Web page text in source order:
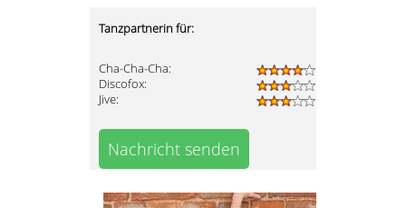
Tanzpartnerin für:
Cha-Cha-Cha:
Discofox:
Jive:
Nachricht senden